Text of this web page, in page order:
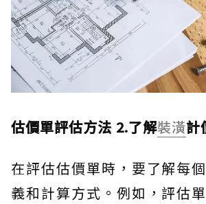
估價單評估方法 2.了解裝潢計
在評估估價單時，要了解每
義和計算方式。例如，評估